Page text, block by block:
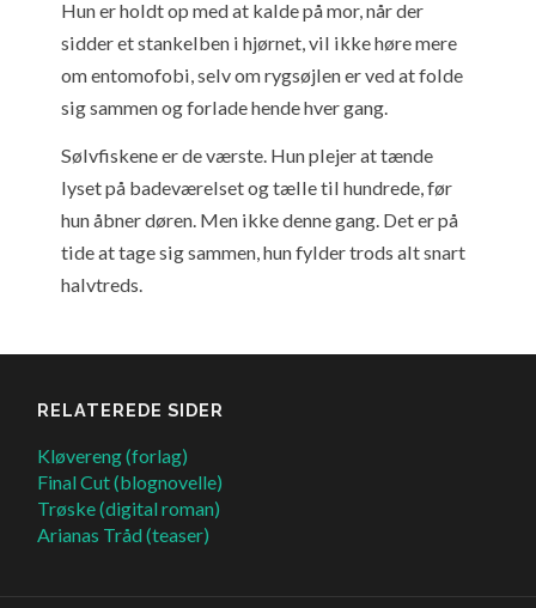
Hun er holdt op med at kalde på mor, når der
sidder et stankelben i hjørnet, vil ikke høre mere
om entomofobi, selv om rygsøjlen er ved at folde
sig sammen og forlade hende hver gang.
Sølvfiskene er de værste. Hun plejer at tænde
lyset på badeværelset og tælle til hundrede, før
hun åbner døren. Men ikke denne gang. Det er på
tide at tage sig sammen, hun fylder trods alt snart
halvtreds.
RELATEREDE SIDER
Kløvereng (forlag)
Final Cut (blognovelle)
Trøske (digital roman)
Arianas Tråd (teaser)